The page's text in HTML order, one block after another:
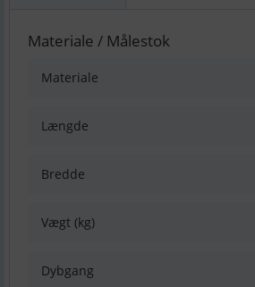
Materiale / Målestok
Materiale
Længde
Bredde
Vægt (kg)
Dybgang